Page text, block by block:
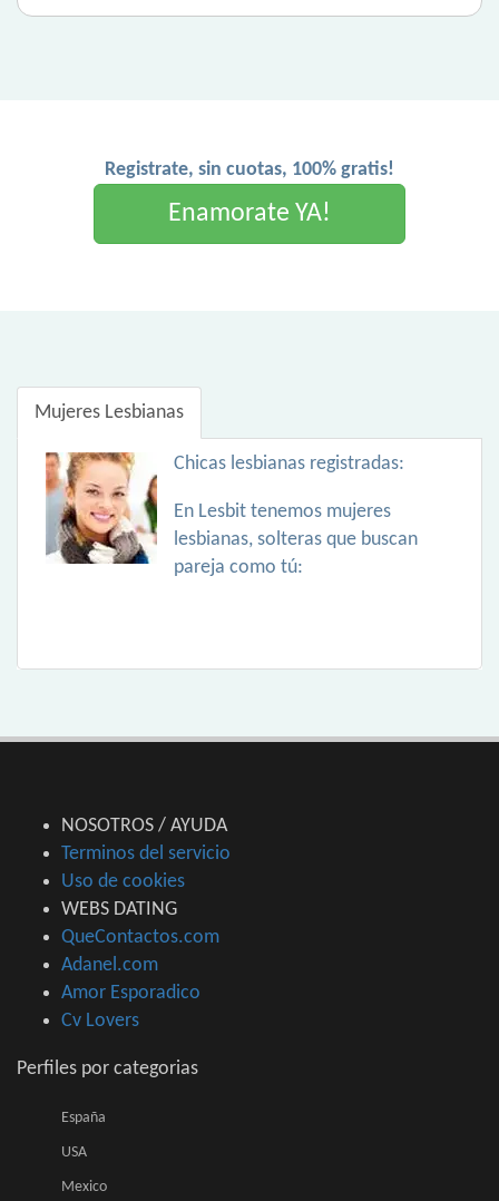
Registrate, sin cuotas, 100% gratis!
Enamorate YA!
Mujeres Lesbianas
Chicas lesbianas registradas:
En Lesbit tenemos mujeres
lesbianas, solteras que buscan
pareja como tú:
NOSOTROS / AYUDA
Terminos del servicio
Uso de cookies
WEBS DATING
QueContactos.com
Adanel.com
Amor Esporadico
Cv Lovers
Perfiles por categorias
España
USA
Mexico